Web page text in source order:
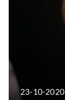
23-10-2020